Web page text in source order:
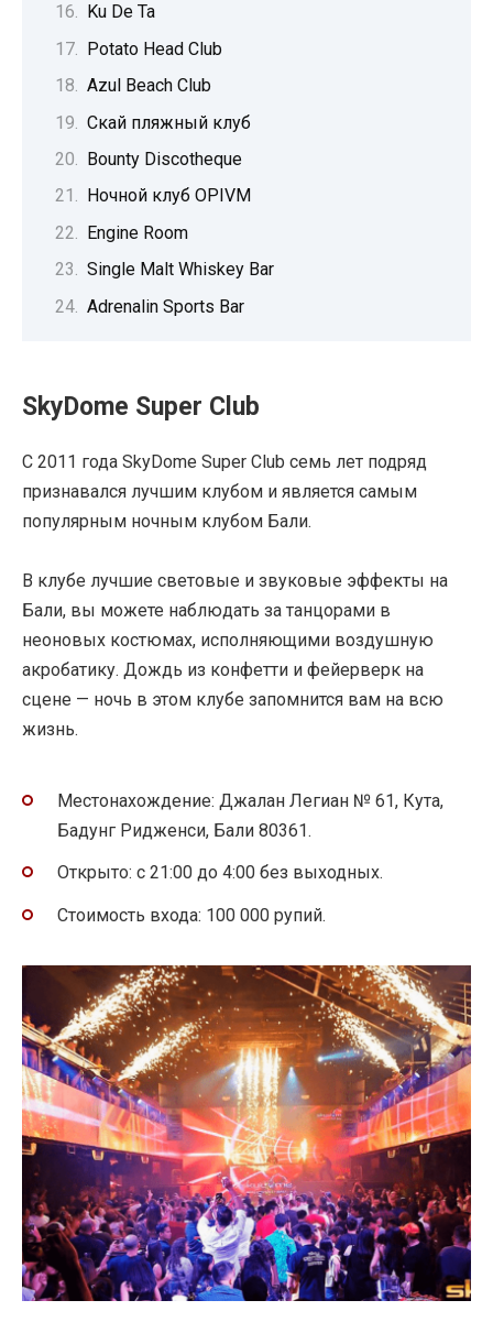
Ku De Ta
Potato Head Club
Azul Beach Club
Скай пляжный клуб
Bounty Discotheque
Ночной клуб OPIVM
Engine Room
Single Malt Whiskey Bar
Adrenalin Sports Bar
SkyDome Super Club
С 2011 года SkyDome Super Club семь лет подряд
признавался лучшим клубом и является самым
популярным ночным клубом Бали.
В клубе лучшие световые и звуковые эффекты на
Бали, вы можете наблюдать за танцорами в
неоновых костюмах, исполняющими воздушную
акробатику. Дождь из конфетти и фейерверк на
сцене — ночь в этом клубе запомнится вам на всю
жизнь.
Местонахождение: Джалан Легиан № 61, Кута,
Бадунг Ридженси, Бали 80361.
Открыто: с 21:00 до 4:00 без выходных.
Стоимость входа: 100 000 рупий.